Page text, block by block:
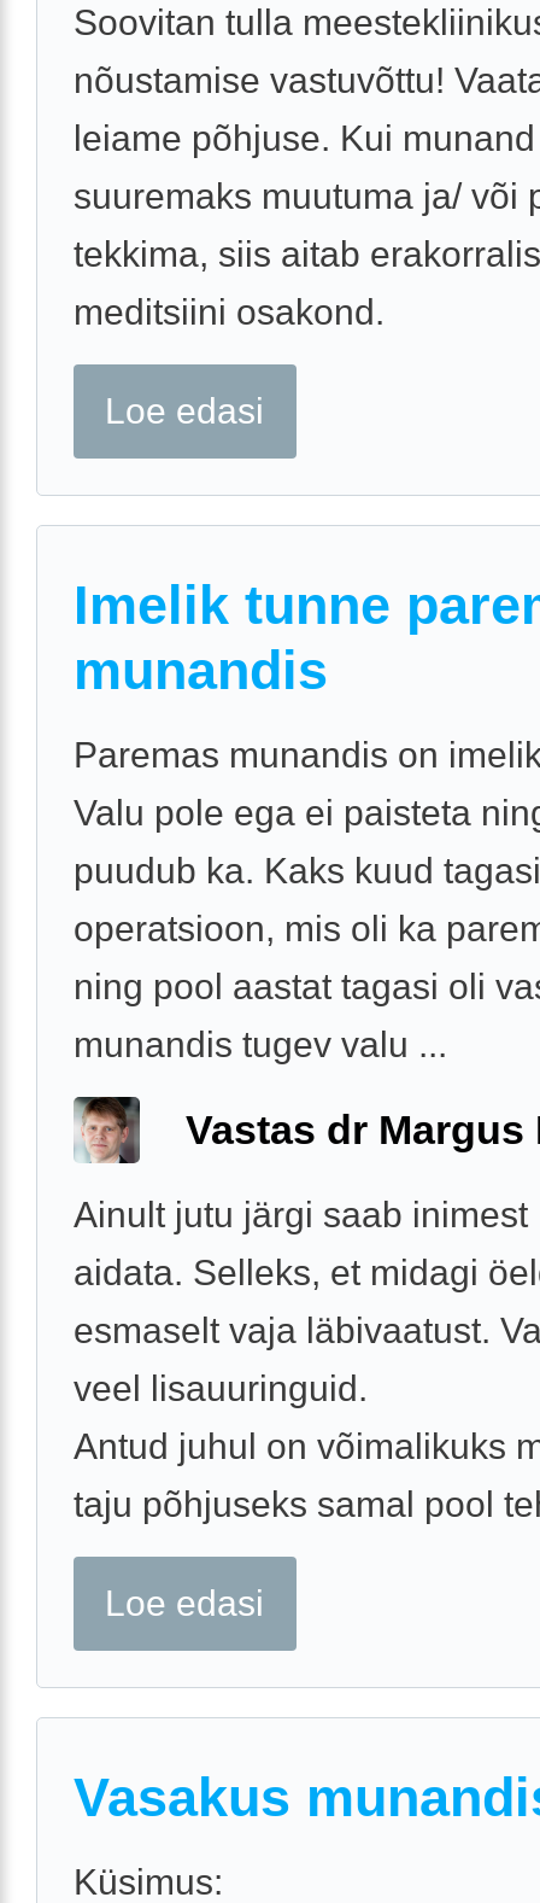
Soovitan tulla
nõustamise vastuvõttu!
leiame põhjuse. Kui
suuremaks muutuma ja/ või
tekkima, siis aitab
meditsiini osakond.
Loe edasi
Imelik tunne
munandis
Paremas munandis on
Valu pole ega ei paisteta
puudub ka. Kaks kuud
operatsioon, mis oli ka
ning pool aastat tagasi oli
munandis tugev valu ...
Vastas dr Margus
Ainult jutu järgi saab inimest
aidata. Selleks, et midagi
esmaselt vaja läbivaatust.
veel lisauuringuid.
Antud juhul on võimalikuks
taju põhjuseks samal pool
Loe edasi
Vasakus
Küsimus: